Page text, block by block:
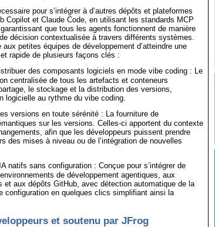
pour s’intégrer à d’autres dépôts et plateformes
Copilot et Claude Code, en utilisant les standards MCP
que tous les agents fonctionnent de manière
décision contextualisée à travers différents systèmes.
petites équipes de développement d’atteindre une
rapide de plusieurs façons clés :
des composants logiciels en mode vibe coding : Le
centralisée de tous les artefacts et conteneurs
le stockage et la distribution des versions,
logicielle au rythme du vibe coding.
versions en toute sérénité : La fourniture de
sur les versions. Celles-ci apportent du contexte
afin que les développeurs puissent prendre
des mises à niveau ou de l’intégration de nouvelles
natifs sans configuration : Conçue pour s’intégrer de
de développement agentiques, aux
et aux dépôts GitHub, avec détection automatique de la
configuration en quelques clics simplifiant ainsi la
et soutenu par JFrog